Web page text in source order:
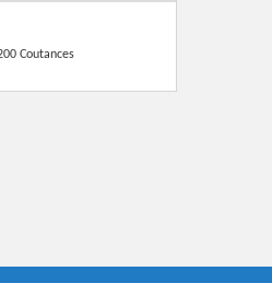
Coutances